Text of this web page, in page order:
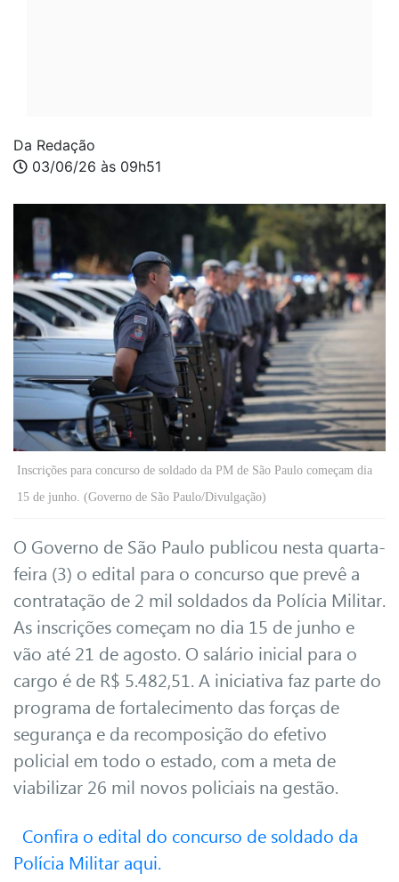
Da Redação
03/06/26 às 09h51
Inscrições para concurso de soldado da PM de São Paulo começam dia
15 de junho. (Governo de São Paulo/Divulgação)
O Governo de São Paulo publicou nesta quarta-
feira (3) o edital para o concurso que prevê a
contratação de 2 mil soldados da Polícia Militar.
As inscrições começam no dia 15 de junho e
vão até 21 de agosto. O salário inicial para o
cargo é de R$ 5.482,51. A iniciativa faz parte do
programa de fortalecimento das forças de
segurança e da recomposição do efetivo
policial em todo o estado, com a meta de
viabilizar 26 mil novos policiais na gestão.
Confira o edital do concurso de soldado da
Polícia Militar aqui.